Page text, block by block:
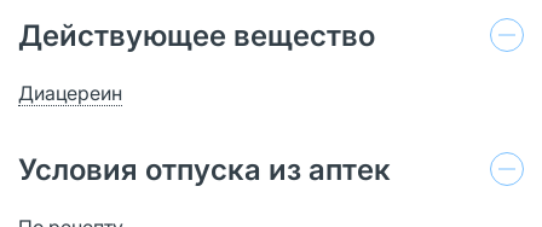
Действующее вещество
Диацереин
Условия отпуска из аптек